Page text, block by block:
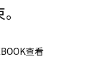
查看